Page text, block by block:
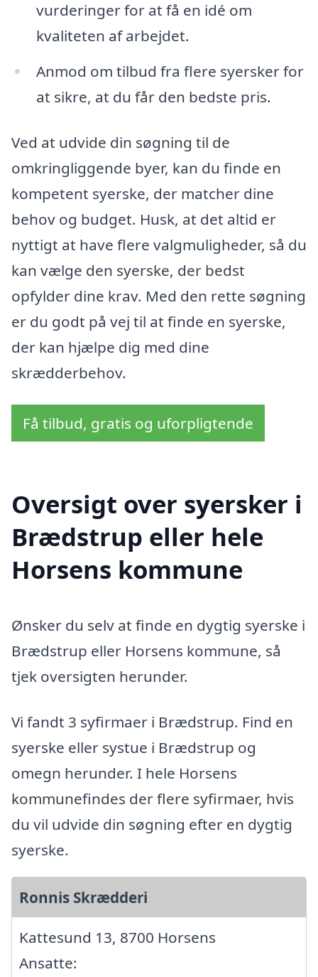
vurderinger for at få en idé om
kvaliteten af arbejdet.
Anmod om tilbud fra flere syersker for
at sikre, at du får den bedste pris.
Ved at udvide din søgning til de
omkringliggende byer, kan du finde en
kompetent syerske, der matcher dine
behov og budget. Husk, at det altid er
nyttigt at have flere valgmuligheder, så du
kan vælge den syerske, der bedst
opfylder dine krav. Med den rette søgning
er du godt på vej til at finde en syerske,
der kan hjælpe dig med dine
skrædderbehov.
Få tilbud, gratis og uforpligtende
Oversigt over syersker i
Brædstrup eller hele
Horsens kommune
Ønsker du selv at finde en dygtig syerske i
Brædstrup eller Horsens kommune, så
tjek oversigten herunder.
Vi fandt 3 syfirmaer i Brædstrup. Find en
syerske eller systue i Brædstrup og
omegn herunder. I hele Horsens
kommunefindes der flere syfirmaer, hvis
du vil udvide din søgning efter en dygtig
syerske.
Ronnis Skrædderi
Kattesund 13, 8700 Horsens
Ansatte: